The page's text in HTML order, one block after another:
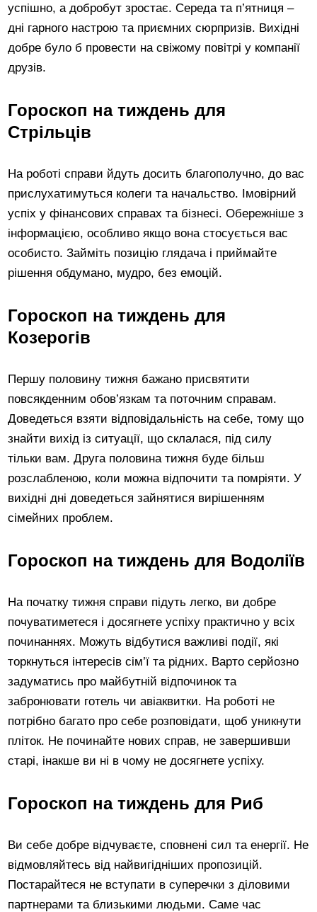
успішно, а добробут зростає. Середа та п’ятниця –
дні гарного настрою та приємних сюрпризів. Вихідні
добре було б провести на свіжому повітрі у компанії
друзів.
Гороскоп на тиждень для
Стрільців
На роботі справи йдуть досить благополучно, до вас
прислухатимуться колеги та начальство. Імовірний
успіх у фінансових справах та бізнесі. Обережніше з
інформацією, особливо якщо вона стосується вас
особисто. Займіть позицію глядача і приймайте
рішення обдумано, мудро, без емоцій.
Гороскоп на тиждень для
Козерогів
Першу половину тижня бажано присвятити
повсякденним обов’язкам та поточним справам.
Доведеться взяти відповідальність на себе, тому що
знайти вихід із ситуації, що склалася, під силу
тільки вам. Друга половина тижня буде більш
розслабленою, коли можна відпочити та помріяти. У
вихідні дні доведеться зайнятися вирішенням
сімейних проблем.
Гороскоп на тиждень для Водоліїв
На початку тижня справи підуть легко, ви добре
почуватиметеся і досягнете успіху практично у всіх
починаннях. Можуть відбутися важливі події, які
торкнуться інтересів сім’ї та рідних. Варто серйозно
задуматись про майбутній відпочинок та
забронювати готель чи авіаквитки. На роботі не
потрібно багато про себе розповідати, щоб уникнути
пліток. Не починайте нових справ, не завершивши
старі, інакше ви ні в чому не досягнете успіху.
Гороскоп на тиждень для Риб
Ви себе добре відчуваєте, сповнені сил та енергії. Не
відмовляйтесь від найвигідніших пропозицій.
Постарайтеся не вступати в суперечки з діловими
партнерами та близькими людьми. Саме час